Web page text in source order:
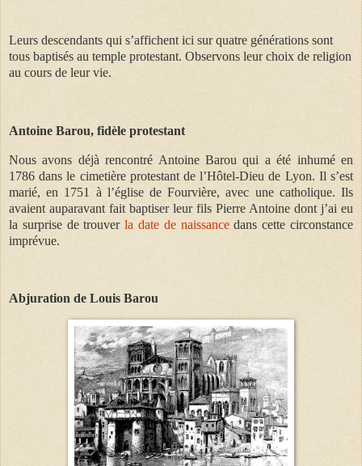
Leurs descendants qui s’affichent ici sur quatre générations sont
tous baptisés au temple protestant. Observons leur choix de religion
au cours de leur vie.
Antoine Barou, fidèle protestant
Nous avons déjà rencontré Antoine Barou qui a été inhumé en
1786 dans le cimetière protestant de l’Hôtel-Dieu de Lyon. Il s’est
marié, en 1751 à l’église de Fourvière, avec une catholique. Ils
avaient auparavant fait baptiser leur fils Pierre Antoine dont j’ai eu
la surprise de trouverla date de naissancedans cette circonstance
imprévue.
Abjuration de Louis Barou